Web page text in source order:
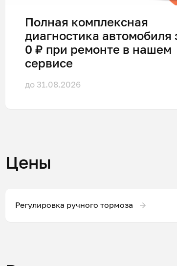
Полная комплексная
диагностика автомобиля
0 ₽ при ремонте в нашем
сервисе
до 31.08.2026
Цены
Регулировка ручного тормоза